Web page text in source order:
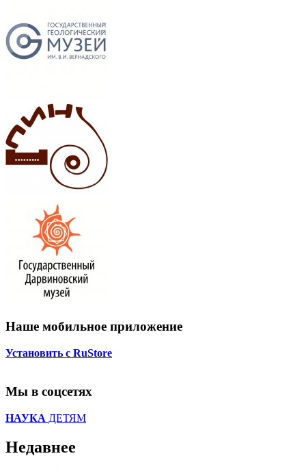
Наше мобильное приложение
Установить с RuStore
Мы в соцсетях
НАУКА ДЕТЯМ
Недавнее